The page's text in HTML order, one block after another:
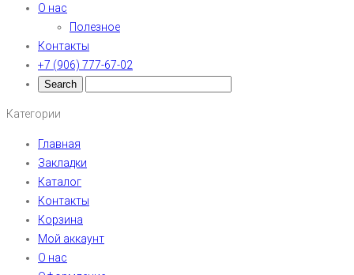
О нас
Полезное
Контакты
+7 (906) 777-67-02
Категории
Главная
Закладки
Каталог
Контакты
Корзина
Мой аккаунт
О нас